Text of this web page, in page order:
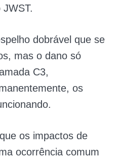
dobrável que se
mas o dano só
C3,
os
os impactos de
ocorrência comum